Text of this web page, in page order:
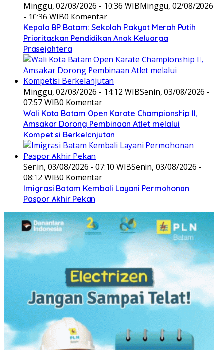
Minggu, 02/08/2026 - 10:36 WIBMinggu, 02/08/2026
- 10:36 WIB0 Komentar
Kepala BP Batam: Sekolah Rakyat Merah Putih
Prioritaskan Pendidikan Anak Keluarga
Prasejahtera
Minggu, 02/08/2026 - 14:12 WIBSenin, 03/08/2026 -
07:57 WIB0 Komentar
Wali Kota Batam Open Karate Championship II,
Amsakar Dorong Pembinaan Atlet melalui
Kompetisi Berkelanjutan
Senin, 03/08/2026 - 07:10 WIBSenin, 03/08/2026 -
08:12 WIB0 Komentar
Imigrasi Batam Kembali Layani Permohonan
Paspor Akhir Pekan